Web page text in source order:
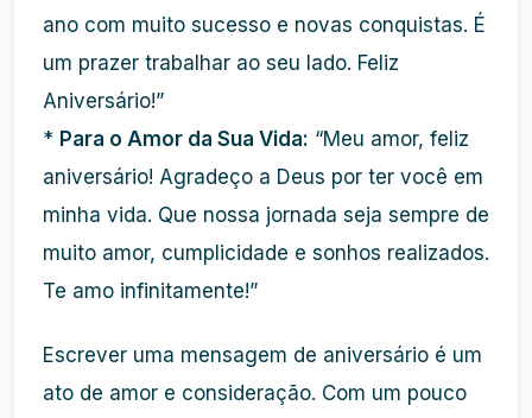
ano com muito sucesso e novas conquistas. É
um prazer trabalhar ao seu lado. Feliz
Aniversário!”
* Para o Amor da Sua Vida: “Meu amor, feliz
aniversário! Agradeço a Deus por ter você em
minha vida. Que nossa jornada seja sempre de
muito amor, cumplicidade e sonhos realizados.
Te amo infinitamente!”
Escrever uma mensagem de aniversário é um
ato de amor e consideração. Com um pouco